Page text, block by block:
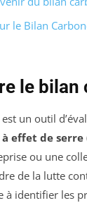
le Bilan
le bilan
est un outil
effet de serre
ou une
de la lutte
à identifier les